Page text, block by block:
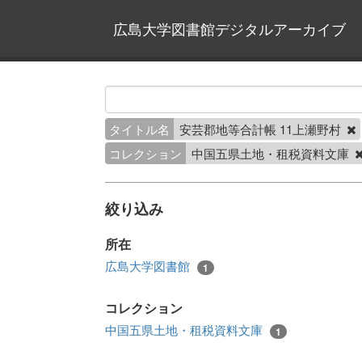
広島大学図書館デジタルアーカイブ
タイトル名
安芸郡地等合計帳 11上瀬野村
コレクション
中国五県土地・租税資料文庫
絞り込み
所在
広島大学図書館 1
コレクション
中国五県土地・租税資料文庫 1